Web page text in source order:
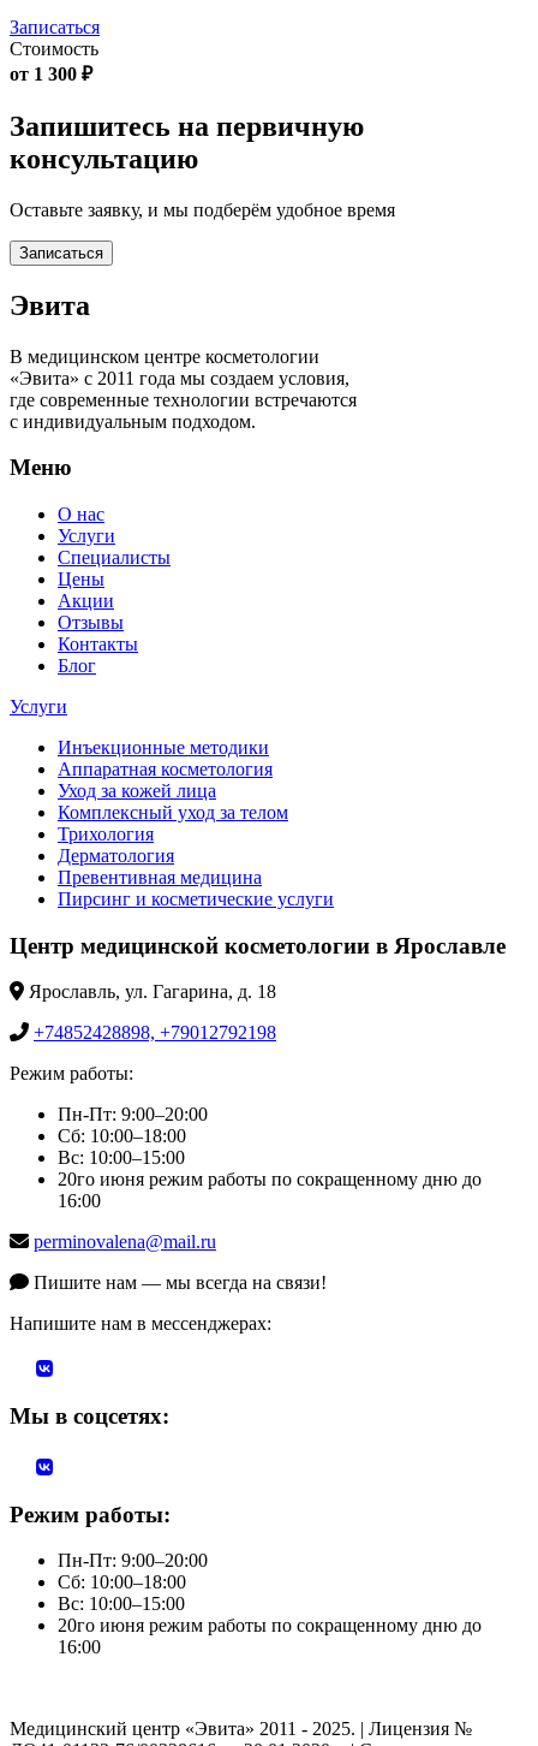
Записаться
Стоимость
от 1 300 ₽
Запишитесь на первичную
консультацию
Оставьте заявку, и мы подберём удобное время
Записаться
Эвита
В медицинском центре косметологии
«Эвита» с 2011 года мы создаем условия,
где современные технологии встречаются
с индивидуальным подходом.
Меню
О нас
Услуги
Специалисты
Цены
Акции
Отзывы
Контакты
Блог
Услуги
Инъекционные методики
Аппаратная косметология
Уход за кожей лица
Комплексный уход за телом
Трихология
Дерматология
Превентивная медицина
Пирсинг и косметические услуги
Центр медицинской косметологии в Ярославле
Ярославль, ул. Гагарина, д. 18
+74852428898, +79012792198
Режим работы:
Пн-Пт: 9:00–20:00
Сб: 10:00–18:00
Вс: 10:00–15:00
20го июня режим работы по сокращенному дню до
16:00
perminovalena@mail.ru
Пишите нам — мы всегда на связи!
Напишите нам в мессенджерах:
Мы в соцсетях:
Режим работы:
Пн-Пт: 9:00–20:00
Сб: 10:00–18:00
Вс: 10:00–15:00
20го июня режим работы по сокращенному дню до
16:00
Медицинский центр «Эвита» 2011 - 2025. | Лицензия №